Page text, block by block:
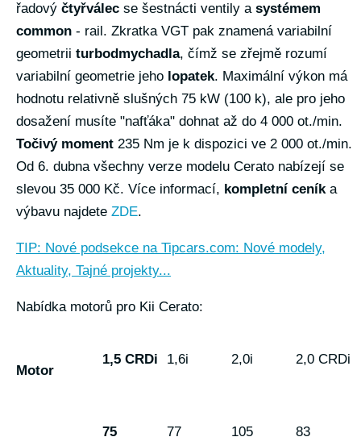
řadový čtyřválec se šestnácti ventily a systémem
common - rail. Zkratka VGT pak znamená variabilní
geometrii turbodmychadla, čímž se zřejmě rozumí
variabilní geometrie jeho lopatek. Maximální výkon má
hodnotu relativně slušných 75 kW (100 k), ale pro jeho
dosažení musíte "nafťáka" dohnat až do 4 000 ot./min.
Točivý moment 235 Nm je k dispozici ve 2 000 ot./min.
Od 6. dubna všechny verze modelu Cerato nabízejí se
slevou 35 000 Kč. Více informací, kompletní ceníka
výbavu najdete ZDE.
TIP: Nové podsekce na Tipcars.com: Nové modely,
Aktuality, Tajné projekty...
Nabídka motorů pro Kii Cerato:
Motor
1,5 CRDi 1,6i 2,0i 2,0 CRDi
75 77 105 83